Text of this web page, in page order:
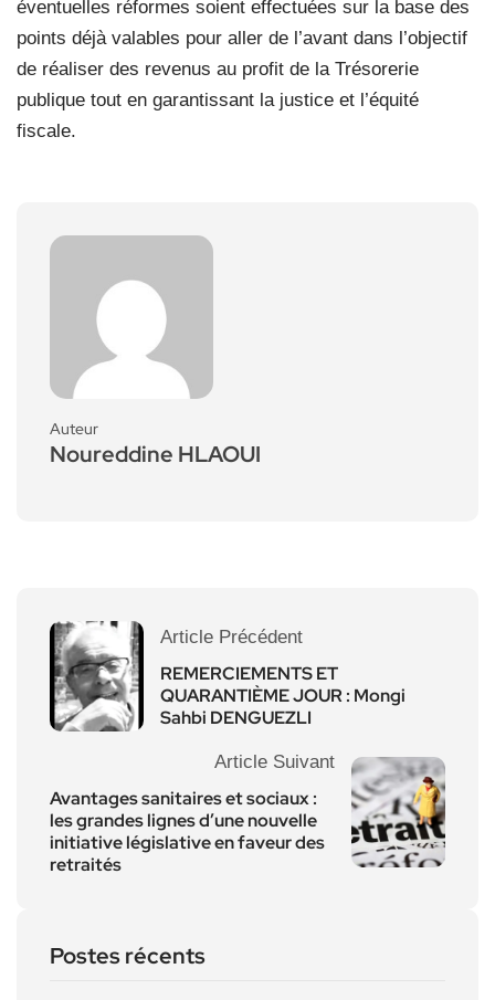
éventuelles réformes soient effectuées sur la base des
points déjà valables pour aller de l’avant dans l’objectif
de réaliser des revenus au profit de la Trésorerie
publique tout en garantissant la justice et l’équité
fiscale.
Auteur
Noureddine HLAOUI
Article Précédent
REMERCIEMENTS ET
QUARANTIÈME JOUR : Mongi
Sahbi DENGUEZLI
Article Suivant
Avantages sanitaires et sociaux :
les grandes lignes d’une nouvelle
initiative législative en faveur des
retraités
Postes récents